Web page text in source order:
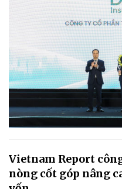
Vietnam Report
nòng cốt góp nâng